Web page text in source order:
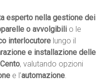
esperto nella gestione dei
o avvolgibili o le
interlocutore lungo il
e installazione delle
, valutando opzioni
e l’automazione.